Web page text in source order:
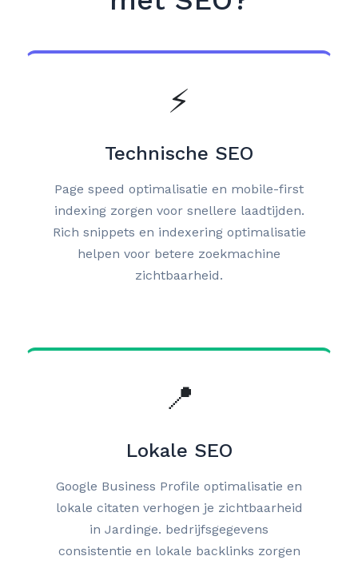
⚡
Technische SEO
Page speed optimalisatie en mobile-first
indexing zorgen voor snellere laadtijden.
Rich snippets en indexering optimalisatie
helpen voor betere zoekmachine
zichtbaarheid.
📍
Lokale SEO
Google Business Profile optimalisatie en
lokale citaten verhogen je zichtbaarheid
in Jardinge. bedrijfsgegevens
consistentie en lokale backlinks zorgen